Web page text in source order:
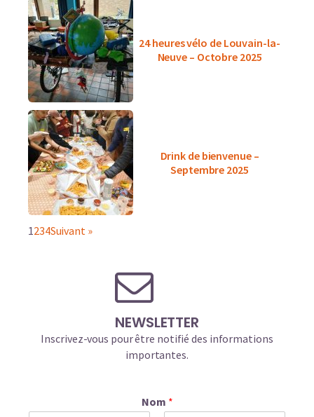
24 heures vélo de Louvain-la-
Neuve – Octobre 2025
Drink de bienvenue –
Septembre 2025
1234Suivant »
NEWSLETTER
Inscrivez-vous pour être notifié des informations
importantes.
Nom *